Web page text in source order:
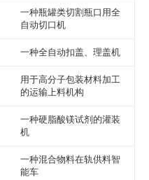
一种瓶罐类切割瓶口用全
自动切口机
一种全自动扣盖、理盖机
用于高分子包装材料加工
的运输上料机构
一种硬脂酸镁试剂的灌装
机
一种混合物料在轨供料智
能车